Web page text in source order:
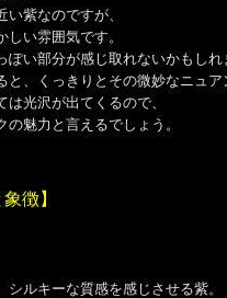
紫なのですが、
しい雰囲気です。
ぽい部分が感じ取れないかもしれ
と、くっきりとその微妙なニュア
は光沢が出てくるので、
の魅力と言えるでしょう。
徴】
シルキーな質感を感じさせる紫。